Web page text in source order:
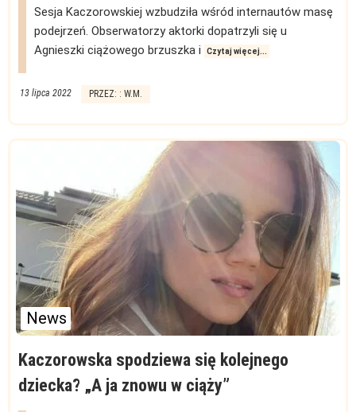
Sesja Kaczorowskiej wzbudziła wśród internautów masę
podejrzeń. Obserwatorzy aktorki dopatrzyli się u
Agnieszki ciążowego brzuszka i
Czytaj więcej...
13 lipca 2022 PRZEZ: : W.M.
News
Kaczorowska spodziewa się kolejnego
dziecka? „A ja znowu w ciąży”